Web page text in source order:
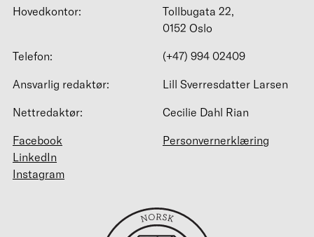
Hovedkontor:
Tollbugata 22,
0152 Oslo
Telefon:
(+47) 994 02409
Ansvarlig redaktør:
Lill Sverresdatter Larsen
Nettredaktør:
Cecilie Dahl Rian
Facebook
LinkedIn
Instagram
Personvernerklæring